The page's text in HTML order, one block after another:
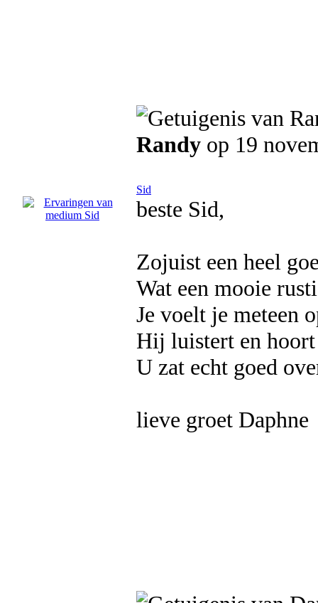
Randy op 19
Sid
beste Sid,
Zojuist een heel
Wat een mooie
Je voelt je meteen
Hij luistert en
U zat echt goed
lieve groet Daphne